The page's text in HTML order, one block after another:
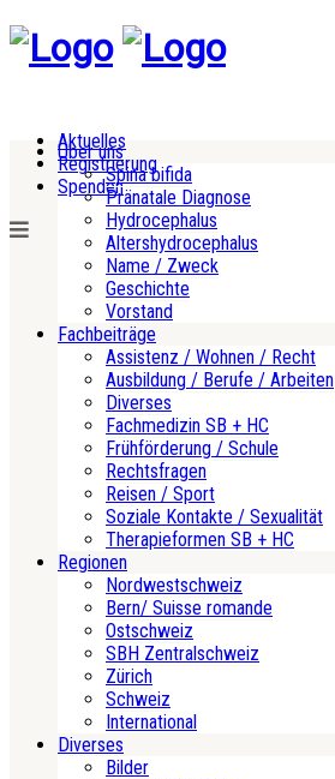
Aktuelles
Registrierung
Spenden
Über uns
Spina bifida
Pränatale Diagnose
Hydrocephalus
Altershydrocephalus
Name / Zweck
Geschichte
Vorstand
Fachbeiträge
Assistenz / Wohnen / Recht
Ausbildung / Berufe / Arbeiten
Diverses
Fachmedizin SB + HC
Frühförderung / Schule
Rechtsfragen
Reisen / Sport
Soziale Kontakte / Sexualität
Therapieformen SB + HC
Regionen
Nordwestschweiz
Bern/ Suisse romande
Ostschweiz
SBH Zentralschweiz
Zürich
Schweiz
International
Diverses
Bilder